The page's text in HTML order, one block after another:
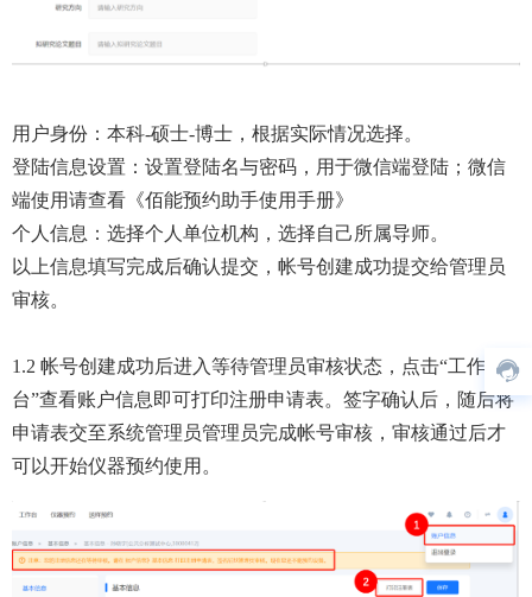
用户身份：本科-硕士-博士，根据实际情况选择。
登陆信息设置：设置登陆名与密码，用于微信端登陆；微信
端使用请查看《佰能预约助手使用手册》
个人信息：选择个人单位机构，选择自己所属导师。
以上信息填写完成后确认提交，帐号创建成功提交给管理员
审核。
1.2 帐号创建成功后进入等待管理员审核状态，点击“工作
台”查看账户信息即可打印注册申请表。签字确认后，随后将
申请表交至系统管理员管理员完成帐号审核，审核通过后才
可以开始仪器预约使用。